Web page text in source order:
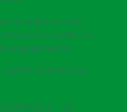
la canicule »: les
le service public, à la
engagements!
ARES, ODICEO DES
DÉRAILLE…..LA